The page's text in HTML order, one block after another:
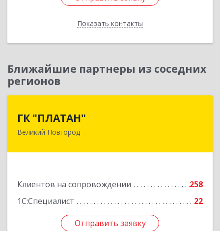
Показать контакты
Назад
Ближайшие партнеры из соседних
регионов
ГК "ПЛАТАН"
Великий Новгород
Клиентов на сопровождении
258
1С:Специалист
22
Отправить заявку
173003, Новгородская обл, Великий Новгород
Подробнее
Отправить заявку